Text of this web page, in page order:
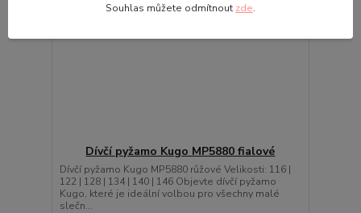
Dívčí pyžamo Kugo MP5880 fialové
Dívčí pyžamo Kugo MP5880 růžové Velikosti: 116 |
122 | 128 | 134 | 140 | 146 Objevte dívčí pyžamo
Kugo, které je ideální volbou pro všechny malé
slečn...
Souhlas můžete odmítnout zde.